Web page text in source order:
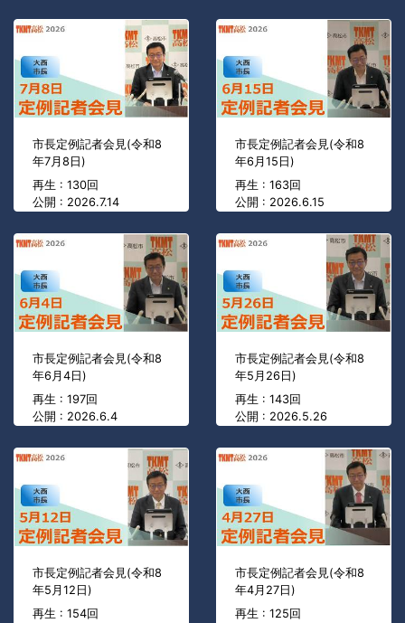
市長定例記者会見(令和8
年7月8日)
再生 : 130回
公開 : 2026.7.14
市長定例記者会見(令和8
年6月15日)
再生 : 163回
公開 : 2026.6.15
市長定例記者会見(令和8
年6月4日)
再生 : 197回
公開 : 2026.6.4
市長定例記者会見(令和8
年5月26日)
再生 : 143回
公開 : 2026.5.26
市長定例記者会見(令和8
年5月12日)
再生 : 154回
市長定例記者会見(令和8
年4月27日)
再生 : 125回